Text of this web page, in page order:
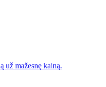
už mažesnę kainą.